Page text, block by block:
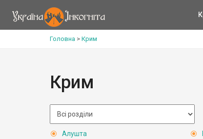
Головна > Крим
Крим
Алушта